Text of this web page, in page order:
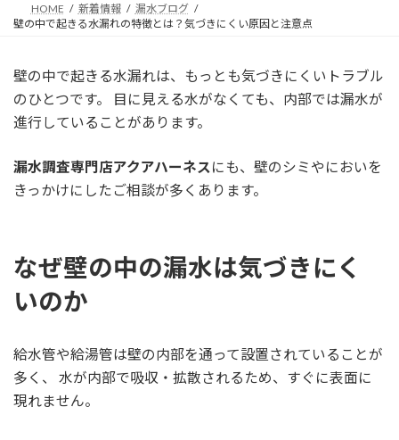
HOME 新着情報
漏水ブログ
壁の中で起きる水漏れの特徴とは？気づきにくい原因と注意点
壁の中で起きる水漏れは、もっとも気づきにくいトラブル
のひとつです。 目に見える水がなくても、内部では漏水が
進行していることがあります。
漏水調査専門店アクアハーネス にも、壁のシミやにおいを
きっかけにしたご相談が多くあります。
なぜ壁の中の漏水は気づきにく
いのか
給水管や給湯管は壁の内部を通って設置されていることが
多く、 水が内部で吸収・拡散されるため、すぐに表面に
現れません。